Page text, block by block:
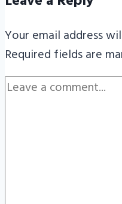
Your email address
Required fields are